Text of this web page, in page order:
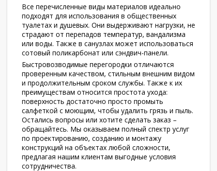
Все перечисленные виды материалов идеально
подходят для использования в общественных
туалетах и душевых. Они выдерживают нагрузки, не
страдают от перепадов температур, вандализма
или воды. Также в санузлах может использоваться
сотовый поликарбонат или сэндвич-панели.
Быстровозводимые перегородки отличаются
проверенным качеством, стильным внешним видом
и продолжительным сроком службы. Также к их
преимуществам относится простота ухода:
поверхность достаточно просто промыть
салфеткой с моющим, чтобы удалить грязь и пыль.
Остались вопросы или хотите сделать заказ –
обращайтесь. Мы оказываем полный спектр услуг
по проектированию, созданию и монтажу
конструкций на объектах любой сложности,
предлагая нашим клиентам выгодные условия
сотрудничества.